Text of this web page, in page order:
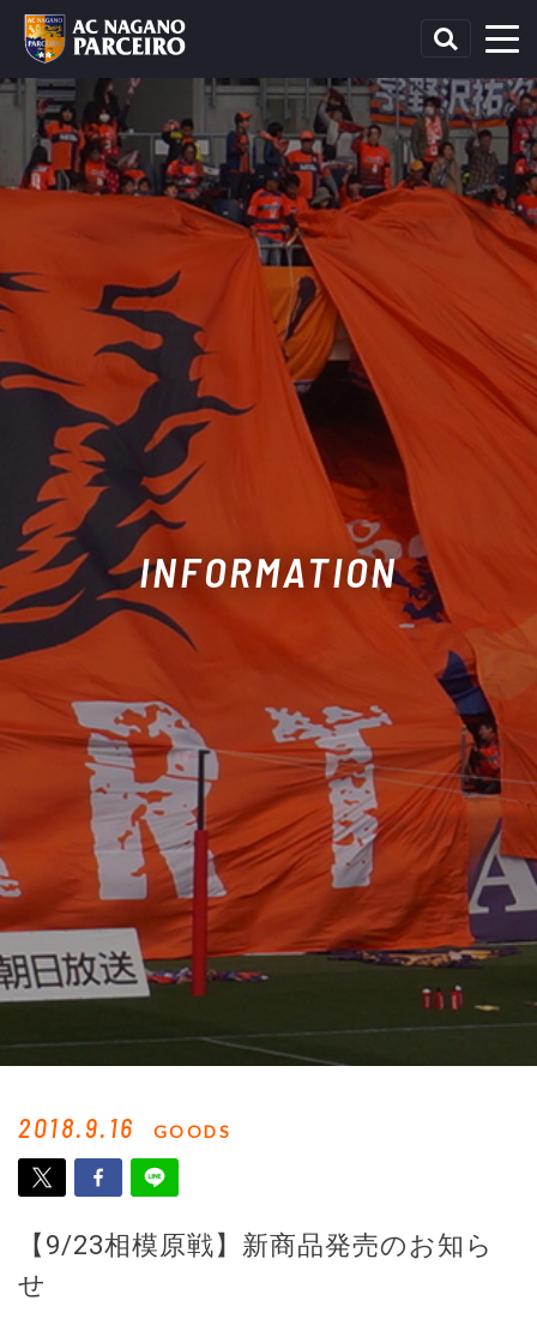
INFORMATION
2018.9.16 GOODS
【9/23相模原戦】新商品発売のお知ら
せ